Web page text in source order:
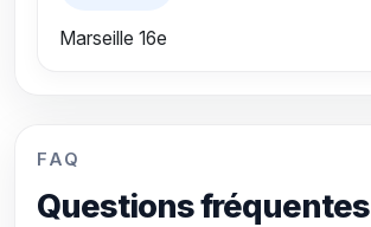
Marseille 16e
FAQ
Questions fréquentes